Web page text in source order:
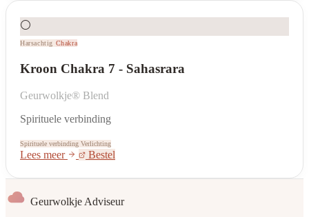
⚪
Harsachtig Chakra
Kroon Chakra 7 - Sahasrara
Geurwolkje® Blend
Spirituele verbinding
Spirituele verbinding Verlichting
Lees meer Bestel
Geurwolkje Adviseur